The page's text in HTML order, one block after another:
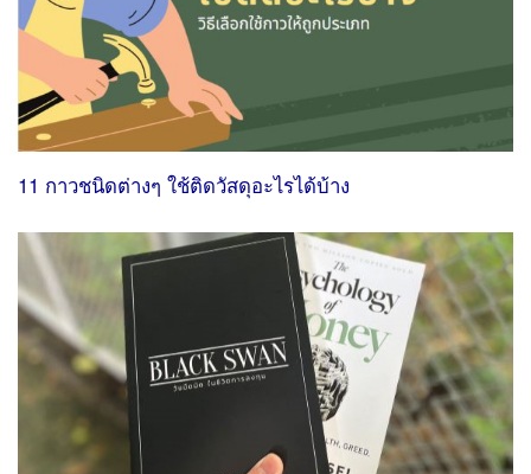
11 กาวชนิดต่างๆ ใช้ติดวัสดุอะไรได้บ้าง